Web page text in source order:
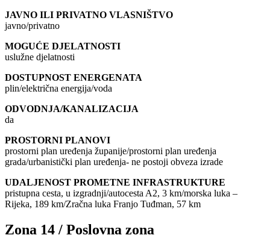
JAVNO ILI PRIVATNO VLASNIŠTVO
javno/privatno
MOGUĆE DJELATNOSTI
uslužne djelatnosti
DOSTUPNOST ENERGENATA
plin/električna energija/voda
ODVODNJA/KANALIZACIJA
da
PROSTORNI PLANOVI
prostorni plan uređenja županije/prostorni plan uređenja
grada/urbanistički plan uređenja- ne postoji obveza izrade
UDALJENOST PROMETNE INFRASTRUKTURE
pristupna cesta, u izgradnji/autocesta A2, 3 km/morska luka –
Rijeka, 189 km/Zračna luka Franjo Tuđman, 57 km
Zona 14 / Poslovna zona